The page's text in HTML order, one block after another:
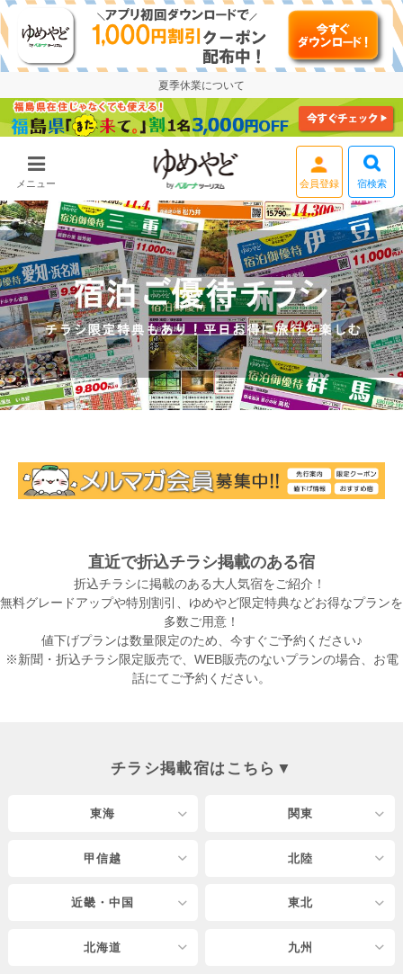
夏季休業について
メニュー ログイン 宿検索
直近で折込チラシ掲載のある宿
折込チラシに掲載のある大人気宿をご紹介！
無料グレードアップや特別割引、ゆめやど限定特典などお得なプランを
多数ご用意！
値下げプランは数量限定のため、今すぐご予約ください♪
※新聞・折込チラシ限定販売で、WEB販売のないプランの場合、お電
話にてご予約ください。
チラシ掲載宿はこちら▼
東海 関東
甲信越 北陸
近畿・中国 東北
北海道 九州